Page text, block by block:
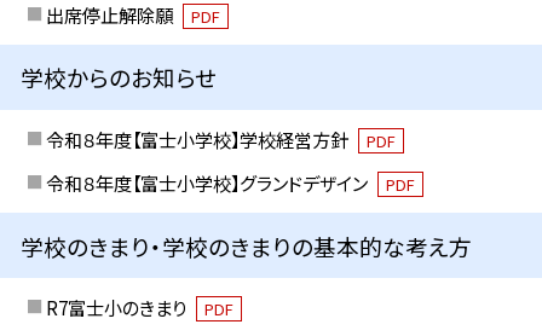
出席停止解除願 PDF
学校からのお知らせ
令和８年度【富士小学校】学校経営方針 PDF
令和８年度【富士小学校】グランドデザイン PDF
学校のきまり・学校のきまりの基本的な考え方
R7富士小のきまり PDF